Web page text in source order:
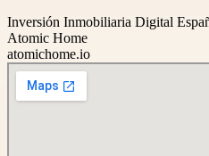
Inversión Inmobiliaria Digital
Atomic Home
atomichome.io